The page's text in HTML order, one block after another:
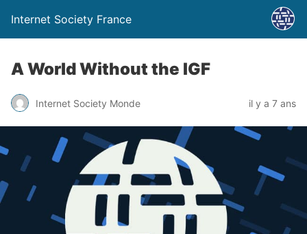
Internet Society France
A World Without the IGF
Internet Society Monde il y a 7 ans